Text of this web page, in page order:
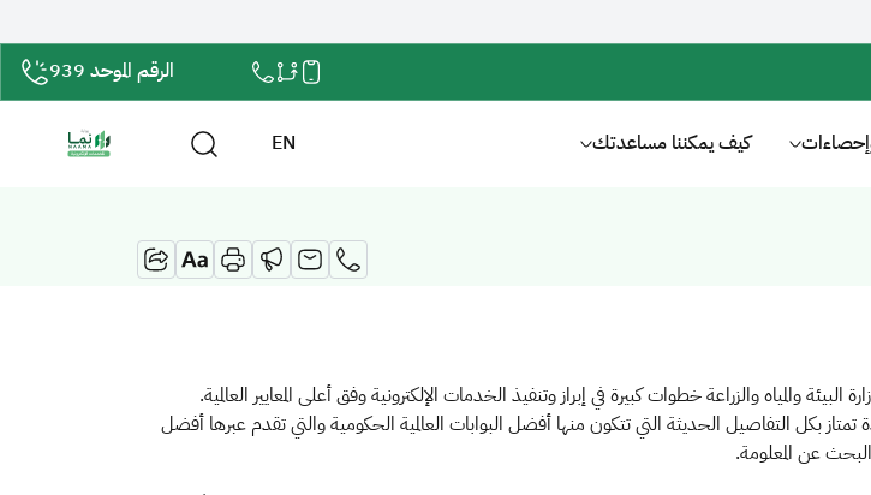
الرقم الموحد 939
كيف يمكننا مساعدتك EN
بكل التفاصيل الحديثة التي تتكون منها أفضل البوابات العالمية الحكومية والتي تقدم عبرها أفضل
عن المعلومة.